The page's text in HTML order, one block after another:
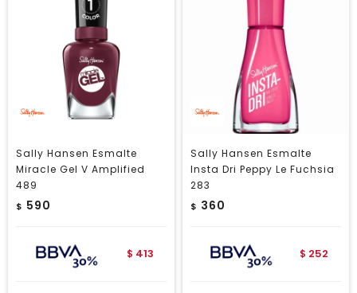
Sally Hansen Esmalte
Miracle Gel V Amplified
489
$ 590
$ 413
Sally Hansen Esmalte
Insta Dri Peppy Le Fuchsia
283
$ 360
$ 252